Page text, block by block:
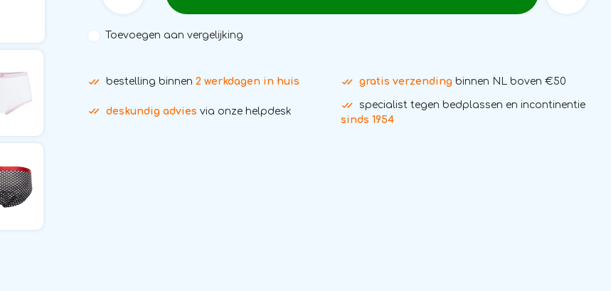
Toevoegen aan vergelijking
bestelling binnen 2 werkdagen in huis gratis verzendingbinnen NL boven €50
deskundig advies via onze helpdesk
specialist tegen bedplassen en incontinentie
sinds 1954